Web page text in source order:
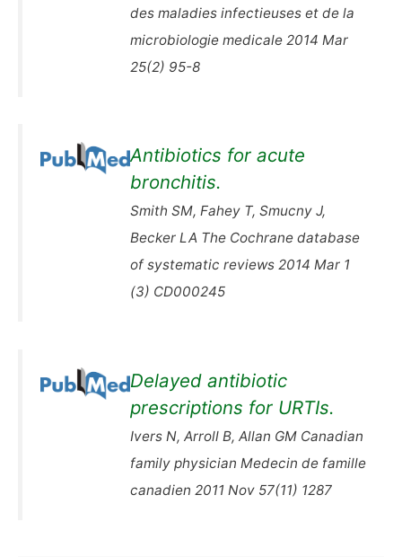
des maladies infectieuses et de la
microbiologie medicale 2014 Mar
25(2) 95-8
Antibiotics for acute
bronchitis.
Smith SM, Fahey T, Smucny J,
Becker LA The Cochrane database
of systematic reviews 2014 Mar 1
(3) CD000245
Delayed antibiotic
prescriptions for URTIs.
Ivers N, Arroll B, Allan GM Canadian
family physician Medecin de famille
canadien 2011 Nov 57(11) 1287